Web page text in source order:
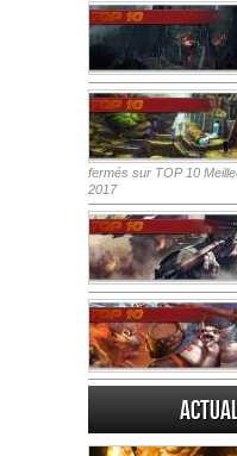
fermés sur TOP 10
2017